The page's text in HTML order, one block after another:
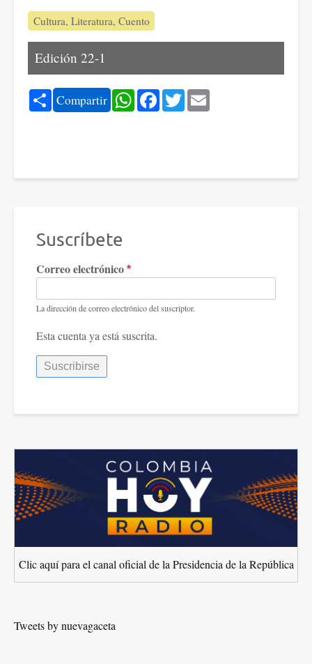
Cultura, Literatura, Cuento
Edición 22-1
Share
Compartir WhatsApp
Facebook
Twitter
Suscríbete
Correo electrónico
La dirección de correo electrónico del suscriptor.
Esta cuenta ya está suscrita.
Clic aquí para el canal oficial de la Presidencia de la República
Tweets by nuevagaceta